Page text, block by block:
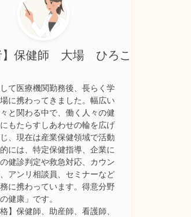
】保健師 大場 ひろこ
て医療機関勤務後、長らく学
に携わってきました。幅広い
と関わる中で、働く人々の健
もたらすしあわせの輪を広げ
、現在は産業保健領域で活動
には、特定保健指導、企業に
健診判定や救急対応、カウン
アンリ相談員、セミナーなど
に携わっています。得意分野
健康」です。
格】保健師、助産師、看護師、